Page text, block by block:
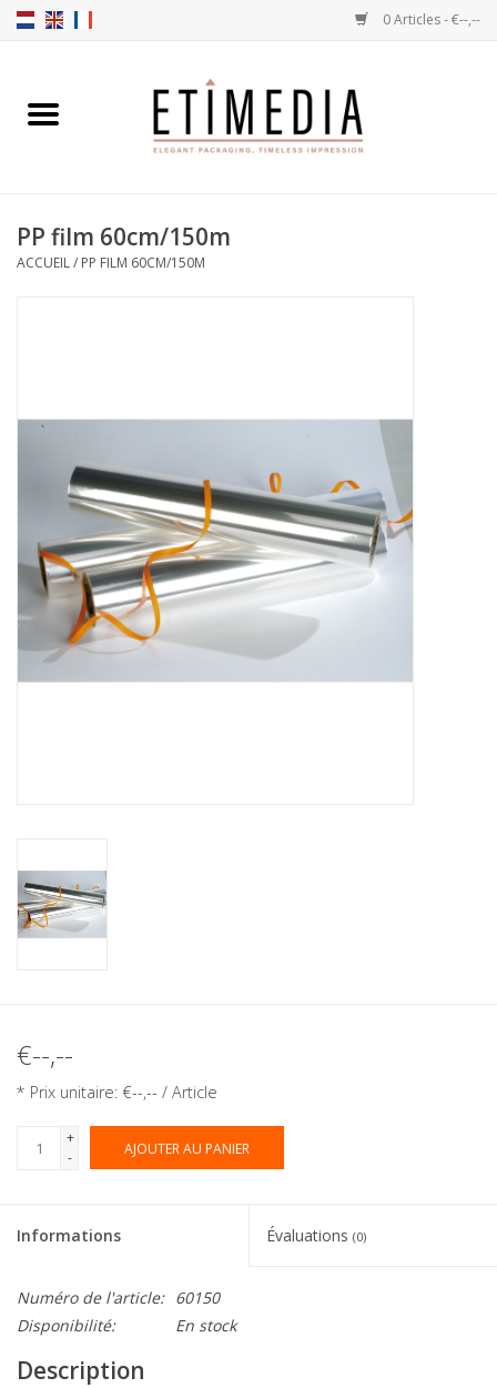
0 Articles - €--,--
Accueil
Transparantes
Articles à remplir
Fleurs & deco
Cabas
Nouveautés 2026
Catalogue: boîtes de luxe
PP film 60cm/150m
ACCUEIL/ PP FILM 60CM/150M
€--,--
* Prix unitaire: €--,-- / Article
+
-
AJOUTER AU PANIER
Informations Évaluations (0)
Numéro de l'article: 60150
Disponibilité:
En stock
Description